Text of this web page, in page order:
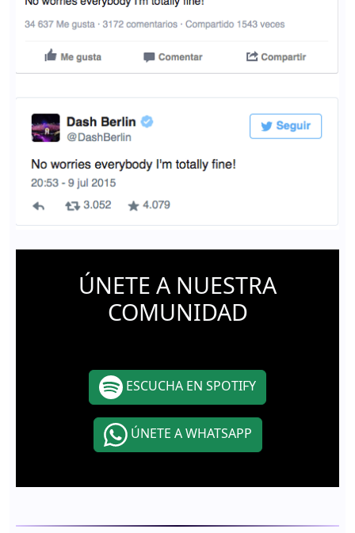
ÚNETE A NUESTRA
COMUNIDAD
ESCUCHA EN SPOTIFY
ÚNETE A WHATSAPP